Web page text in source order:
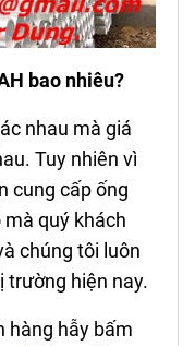
bao nhiêu?
nhau mà giá
Tuy nhiên vì
cung cấp ống
quý khách
chúng tôi luôn
trường hiện nay.
hàng hẫy bấm